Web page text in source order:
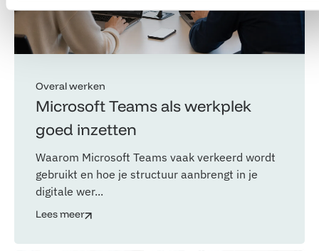
Overal werken
Microsoft Teams als werkplek
goed inzetten
Waarom Microsoft Teams vaak verkeerd wordt
gebruikt en hoe je structuur aanbrengt in je
digitale wer...
Lees meer